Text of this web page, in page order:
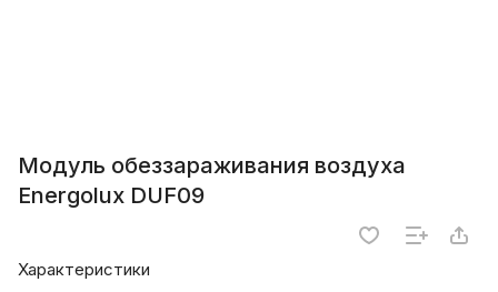
Модуль обеззараживания воздуха
Energolux DUF09
Характеристики